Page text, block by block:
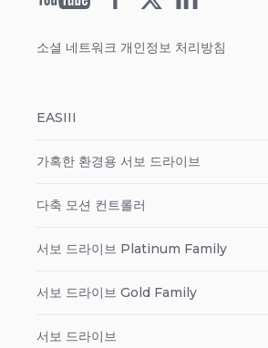
소셜 네트워크 개인정보 처리방침
EASIII
가혹한 환경용 서보 드라이브
다축 모션 컨트롤러
서보 드라이브 Platinum Family
서보 드라이브 Gold Family
서보 드라이브